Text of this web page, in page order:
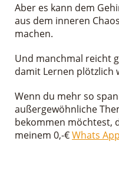
Aber es kann dem
aus dem inneren
machen.
Und manchmal reicht
damit Lernen plötzlich
Wenn du mehr so
außergewöhnliche
bekommen möchtest,
meinem 0,-€Whats